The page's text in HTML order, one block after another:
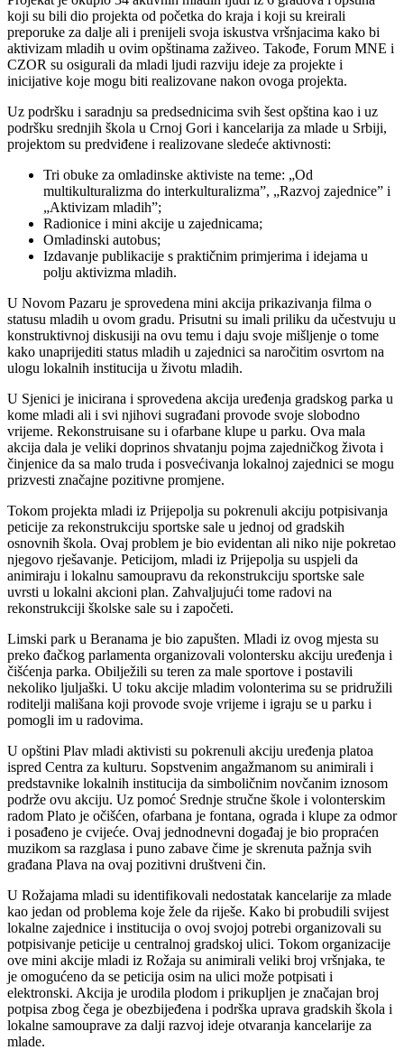
koji su bili dio projekta od početka do kraja i koji su kreirali
preporuke za dalje ali i prenijeli svoja iskustva vršnjacima kako bi
aktivizam mladih u ovim opštinama zaživeo. Takođe, Forum MNE i
CZOR su osigurali da mladi ljudi razviju ideje za projekte i
inicijative koje mogu biti realizovane nakon ovoga projekta.
Uz podršku i saradnju sa predsednicima svih šest opština kao i uz
podršku srednjih škola u Crnoj Gori i kancelarija za mlade u Srbiji,
projektom su predviđene i realizovane sledeće aktivnosti:
Tri obuke za omladinske aktiviste na teme: „Od
multikulturalizma do interkulturalizma”, „Razvoj zajednice” i
„Aktivizam mladih”;
Radionice i mini akcije u zajednicama;
Omladinski autobus;
Izdavanje publikacije s praktičnim primjerima i idejama u
polju aktivizma mladih.
U Novom Pazaru je sprovedena mini akcija prikazivanja filma o
statusu mladih u ovom gradu. Prisutni su imali priliku da učestvuju u
konstruktivnoj diskusiji na ovu temu i daju svoje mišljenje o tome
kako unaprijediti status mladih u zajednici sa naročitim osvrtom na
ulogu lokalnih institucija u životu mladih.
U Sjenici je inicirana i sprovedena akcija uređenja gradskog parka u
kome mladi ali i svi njihovi sugrađani provode svoje slobodno
vrijeme. Rekonstruisane su i ofarbane klupe u parku. Ova mala
akcija dala je veliki doprinos shvatanju pojma zajedničkog života i
činjenice da sa malo truda i posvećivanja lokalnoj zajednici se mogu
prizvesti značajne pozitivne promjene.
Tokom projekta mladi iz Prijepolja su pokrenuli akciju potpisivanja
peticije za rekonstrukciju sportske sale u jednoj od gradskih
osnovnih škola. Ovaj problem je bio evidentan ali niko nije pokretao
njegovo rješavanje. Peticijom, mladi iz Prijepolja su uspjeli da
animiraju i lokalnu samoupravu da rekonstrukciju sportske sale
uvrsti u lokalni akcioni plan. Zahvaljujući tome radovi na
rekonstrukciji školske sale su i započeti.
Limski park u Beranama je bio zapušten. Mladi iz ovog mjesta su
preko đačkog parlamenta organizovali volontersku akciju uređenja i
čišćenja parka. Obilježili su teren za male sportove i postavili
nekoliko ljuljaški. U toku akcije mladim volonterima su se pridružili
roditelji mališana koji provode svoje vrijeme i igraju se u parku i
pomogli im u radovima.
U opštini Plav mladi aktivisti su pokrenuli akciju uređenja platoa
ispred Centra za kulturu. Sopstvenim angažmanom su animirali i
predstavnike lokalnih institucija da simboličnim novčanim iznosom
podrže ovu akciju. Uz pomoć Srednje stručne škole i volonterskim
radom Plato je očišćen, ofarbana je fontana, ograda i klupe za odmor
i posađeno je cvijeće. Ovaj jednodnevni događaj je bio propraćen
muzikom sa razglasa i puno zabave čime je skrenuta pažnja svih
građana Plava na ovaj pozitivni društveni čin.
U Rožajama mladi su identifikovali nedostatak kancelarije za mlade
kao jedan od problema koje žele da riješe. Kako bi probudili svijest
lokalne zajednice i institucija o ovoj svojoj potrebi organizovali su
potpisivanje peticije u centralnoj gradskoj ulici. Tokom organizacije
ove mini akcije mladi iz Rožaja su animirali veliki broj vršnjaka, te
je omogućeno da se peticija osim na ulici može potpisati i
elektronski. Akcija je urodila plodom i prikupljen je značajan broj
potpisa zbog čega je obezbijeđena i podrška uprava gradskih škola i
lokalne samouprave za dalji razvoj ideje otvaranja kancelarije za
mlade.